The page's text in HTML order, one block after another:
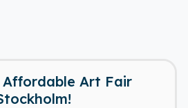
Affordable Art Fair
alla rabatter i din